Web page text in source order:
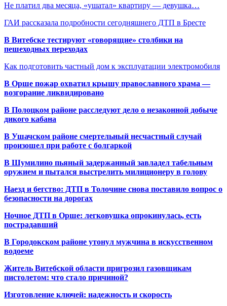
Не платил два месяца, «ушатал» квартиру — девушка…
ГАИ рассказала подробности сегодняшнего ДТП в Бресте
В Витебске тестируют «говорящие» столбики на
пешеходных переходах
Как подготовить частный дом к эксплуатации электромобиля
В Орше пожар охватил крышу православного храма —
возгорание ликвидировано
В Полоцком районе расследуют дело о незаконной добыче
дикого кабана
В Ушачском районе смертельный несчастный случай
произошел при работе с болгаркой
В Шумилино пьяный задержанный завладел табельным
оружием и пытался выстрелить милиционеру в голову
Наезд и бегство: ДТП в Толочине снова поставило вопрос о
безопасности на дорогах
Ночное ДТП в Орше: легковушка опрокинулась, есть
пострадавший
В Городокском районе утонул мужчина в искусственном
водоеме
Житель Витебской области пригрозил газовщикам
пистолетом: что стало причиной?
Изготовление ключей: надежность и скорость